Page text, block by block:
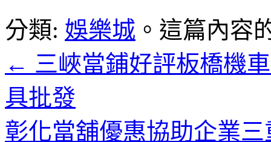
分類: 娛樂城 。這篇內容
← 三峽當鋪好評板橋機
具批發
彰化當舖優惠協助企業